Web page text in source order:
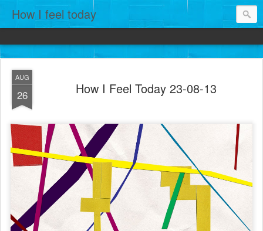
How I feel today
AUG
26 How I Feel Today 23-08-13